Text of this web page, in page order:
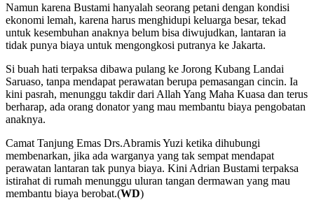
Namun karena Bustami hanyalah seorang petani dengan kondisi
ekonomi lemah, karena harus menghidupi keluarga besar, tekad
untuk kesembuhan anaknya belum bisa diwujudkan, lantaran ia
tidak punya biaya untuk mengongkosi putranya ke Jakarta.
Si buah hati terpaksa dibawa pulang ke Jorong Kubang Landai
Saruaso, tanpa mendapat perawatan berupa pemasangan cincin. Ia
kini pasrah, menunggu takdir dari Allah Yang Maha Kuasa dan terus
berharap, ada orang donator yang mau membantu biaya pengobatan
anaknya.
Camat Tanjung Emas Drs.Abramis Yuzi ketika dihubungi
membenarkan, jika ada warganya yang tak sempat mendapat
perawatan lantaran tak punya biaya. Kini Adrian Bustami terpaksa
istirahat di rumah menunggu uluran tangan dermawan yang mau
membantu biaya berobat.(WD)